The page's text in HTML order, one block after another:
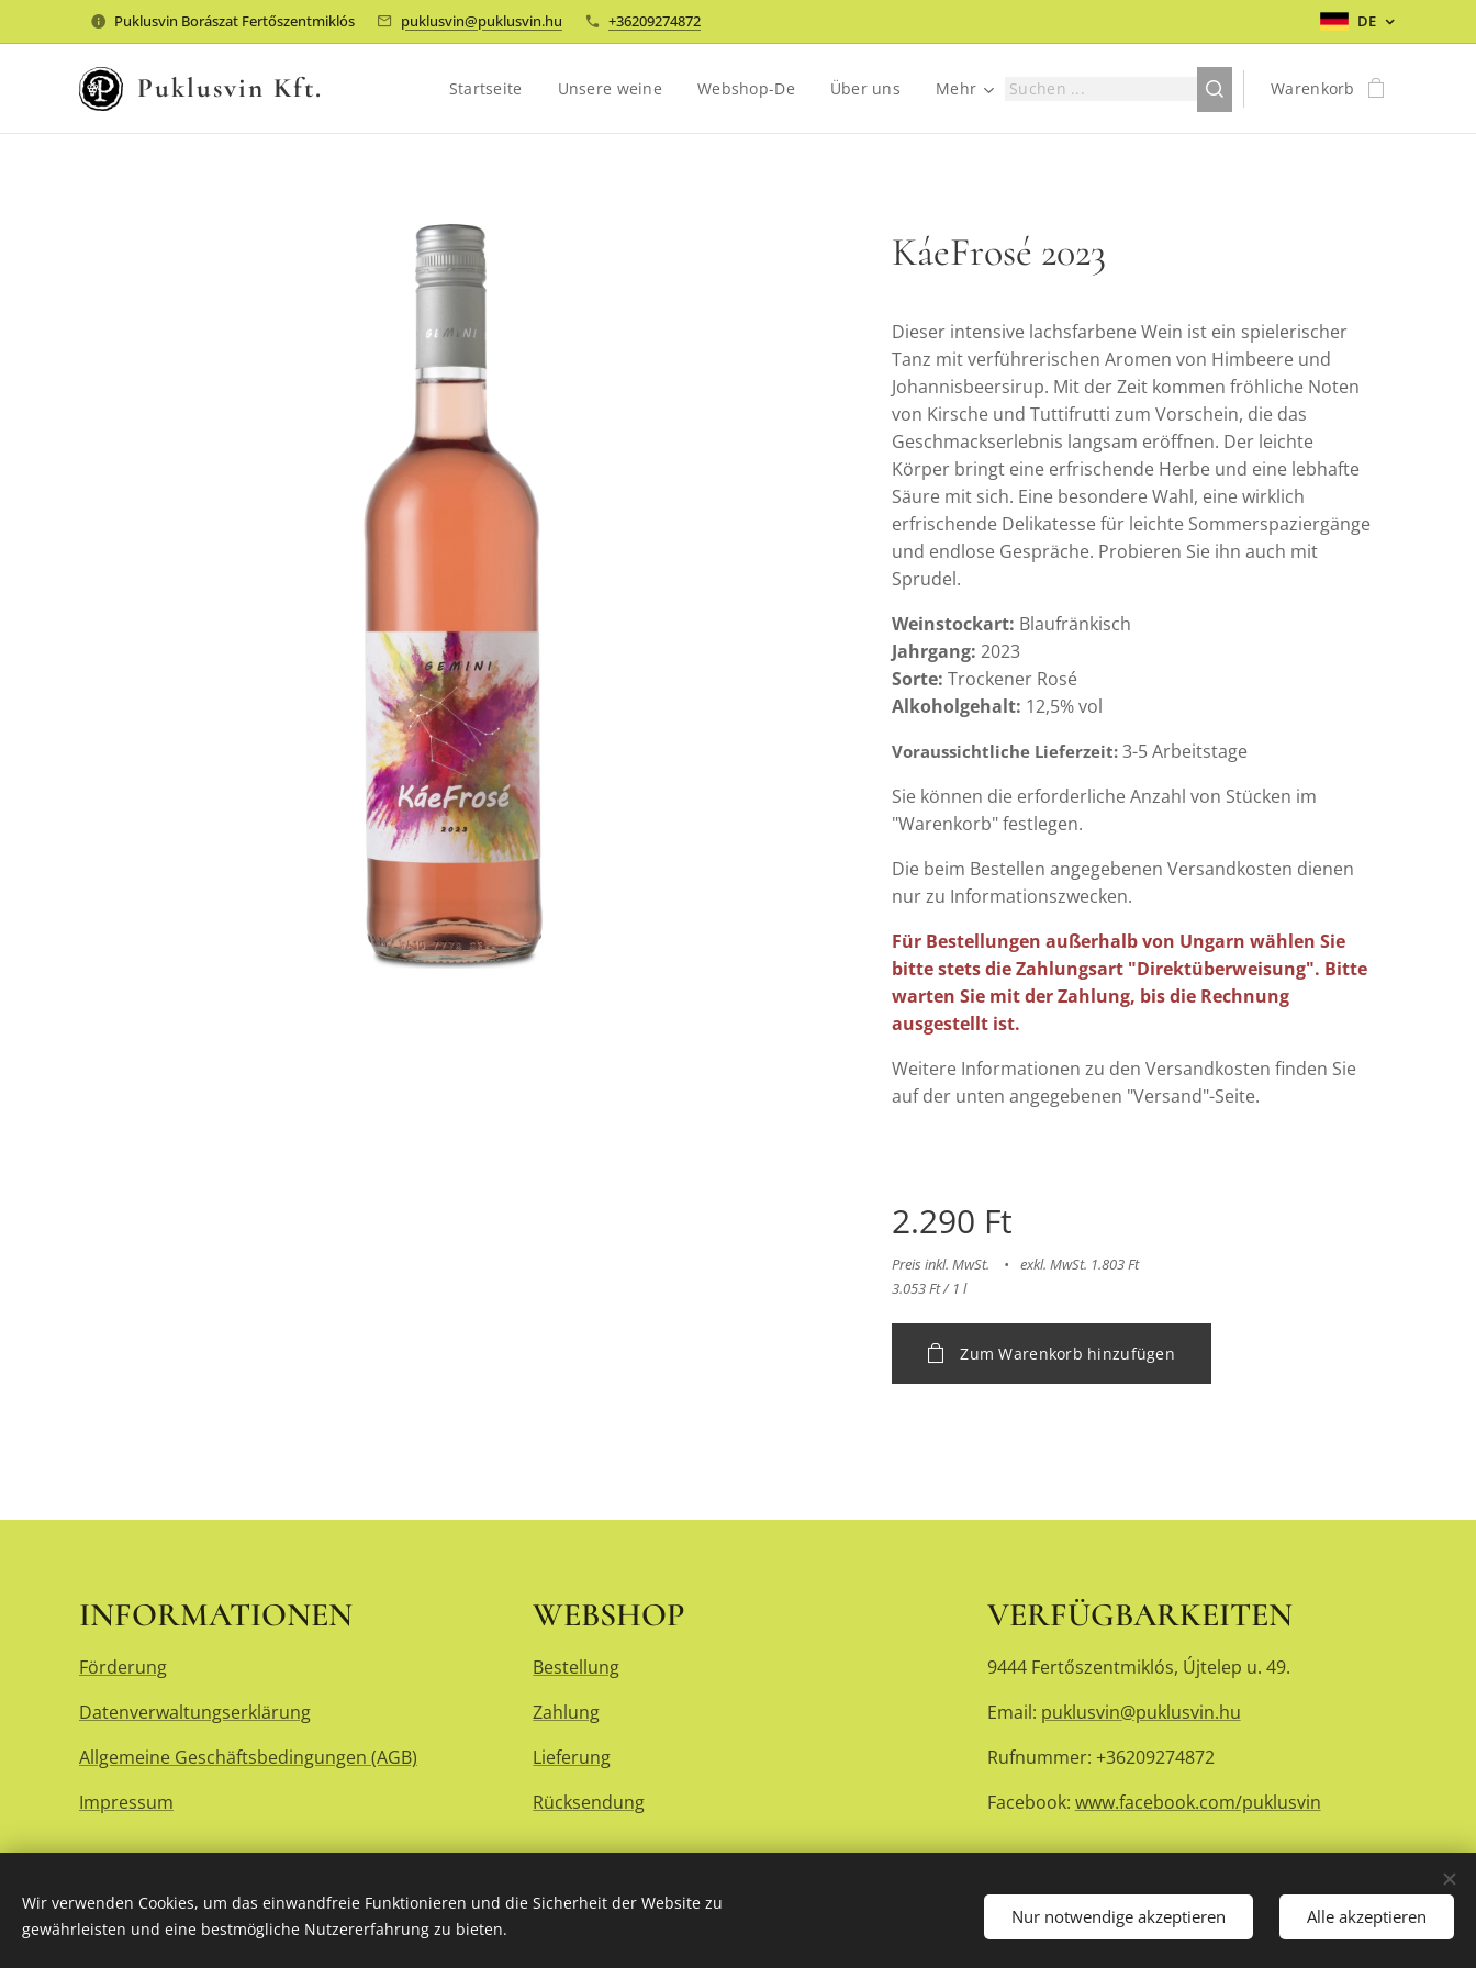
Puklusvin Borászat Fertőszentmiklós puklusvin@puklusvin.hu +36209274872 DE
Puklusvin Kft. Startseite Unsere weine Webshop-De Über uns Mehr Warenkorb
KáeFrosé 2023
Dieser intensive lachsfarbene Wein ist ein spielerischer
Tanz mit verführerischen Aromen von Himbeere und
Johannisbeersirup. Mit der Zeit kommen fröhliche Noten
von Kirsche und Tuttifrutti zum Vorschein, die das
Geschmackserlebnis langsam eröffnen. Der leichte
Körper bringt eine erfrischende Herbe und eine lebhafte
Säure mit sich. Eine besondere Wahl, eine wirklich
erfrischende Delikatesse für leichte Sommerspaziergänge
und endlose Gespräche. Probieren Sie ihn auch mit
Sprudel.
Weinstockart: Blaufränkisch
Jahrgang: 2023
Sorte: Trockener Rosé
Alkoholgehalt: 12,5% vol
Voraussichtliche Lieferzeit: 3-5 Arbeitstage
Sie können die erforderliche Anzahl von Stücken im
"Warenkorb" festlegen.
Die beim Bestellen angegebenen Versandkosten dienen
nur zu Informationszwecken.
Für Bestellungen außerhalb von Ungarn wählen Sie
bitte stets die Zahlungsart "Direktüberweisung". Bitte
warten Sie mit der Zahlung, bis die Rechnung
ausgestellt ist.
Weitere Informationen zu den Versandkosten finden Sie
auf der unten angegebenen "Versand"-Seite.
2.290 Ft
Preis inkl. MwSt.
exkl. MwSt. 1.803 Ft
3.053 Ft / 1 l
Zum Warenkorb hinzufügen
INFORMATIONEN
Förderung
Datenverwaltungserklärung
Allgemeine Geschäftsbedingungen (AGB)
Impressum
WEBSHOP
Bestellung
Zahlung
Lieferung
Rücksendung
VERFÜGBARKEITEN
9444 Fertőszentmiklós, Újtelep u. 49.
Email: puklusvin@puklusvin.hu
Rufnummer: +36209274872
Facebook: www.facebook.com/puklusvin
Cookies Sprachen Magyar English Deutsch
Wir verwenden Cookies, um das einwandfreie Funktionieren und die Sicherheit der Website zu
gewährleisten und eine bestmögliche Nutzererfahrung zu bieten.
Nur notwendige akzeptieren Alle akzeptieren